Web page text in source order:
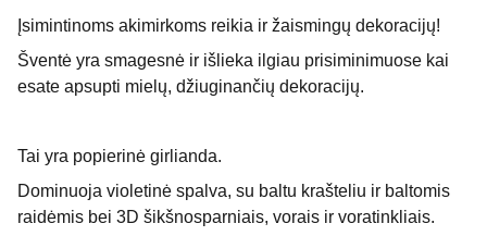
Įsimintinoms akimirkoms reikia ir žaismingų dekoracijų!
Šventė yra smagesnė ir išlieka ilgiau prisiminimuose kai
esate apsupti mielų, džiuginančių dekoracijų.
Tai yra popierinė girlianda.
Dominuoja violetinė spalva, su baltu krašteliu ir baltomis
raidėmis bei 3D šikšnosparniais, vorais ir voratinkliais.